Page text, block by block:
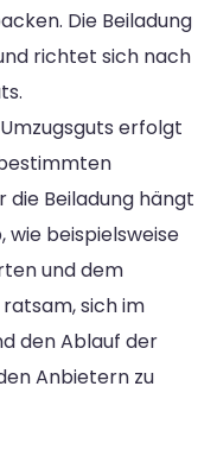
Die Beiladung
richtet sich nach
erfolgt
die Beiladung hängt
beispielsweise
und dem
ratsam, sich im
den Ablauf der
Anbietern zu